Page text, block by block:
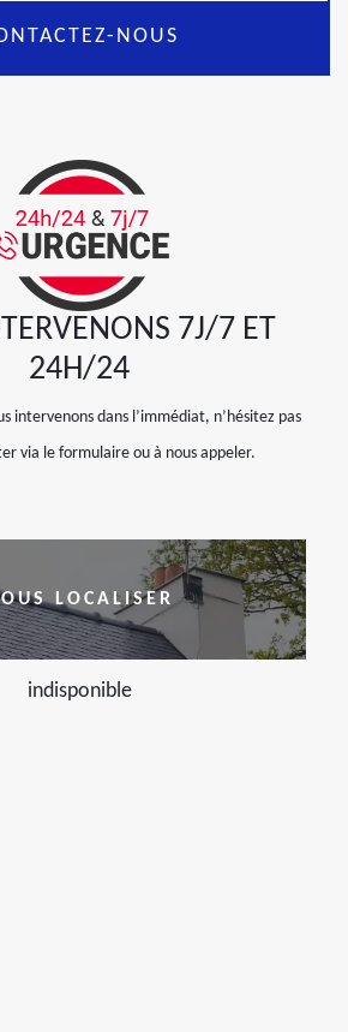
NOUS
7J/7 ET
24H/24
intervenons dans l’immédiat, n’hésitez pas
via le formulaire ou à nous appeler.
LOCALISER
indisponible